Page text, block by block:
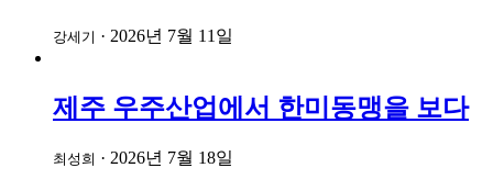
강세기 · 2026년 7월 11일
제주 우주산업에서 한미동맹을 보다
최성희 · 2026년 7월 18일